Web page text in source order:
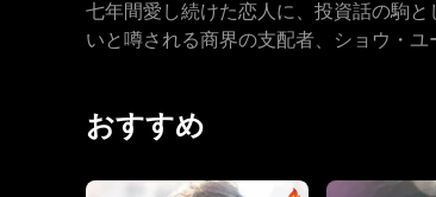
七年間愛し続けた恋人に、投資話の駒
いと噂される商界の支配者、ショウ・
おすすめ